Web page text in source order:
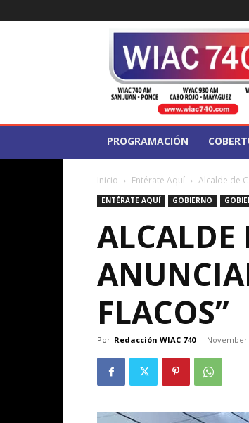
PROGRAMACIÓN
Inicio Entérate Aquí Alcalde de
ENTÉRATE AQUÍ GOBIERNO
ALCALDE
FLACOS”
Por Redacción WIAC 740 - November